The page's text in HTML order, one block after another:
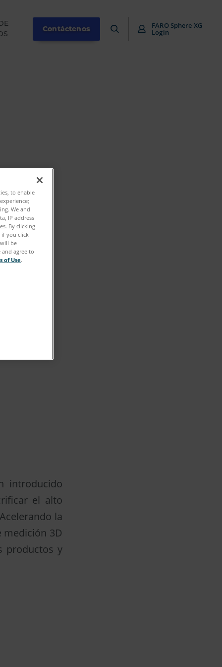
Contáctenos FARO Sphere XG
Login
introducido
el alto
la
medición 3D
productos y
to enable
We and
IP address
By clicking
if you click
be
and agree to
of Use.